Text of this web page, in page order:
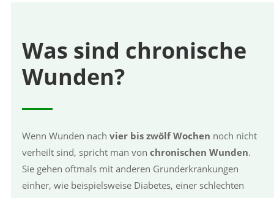
Was sind chronische
Wunden?
Wenn Wunden nach vier bis zwölf Wochen noch nicht
verheilt sind, spricht man von chronischen Wunden.
Sie gehen oftmals mit anderen Grunderkrankungen
einher, wie beispielsweise Diabetes, einer schlechten